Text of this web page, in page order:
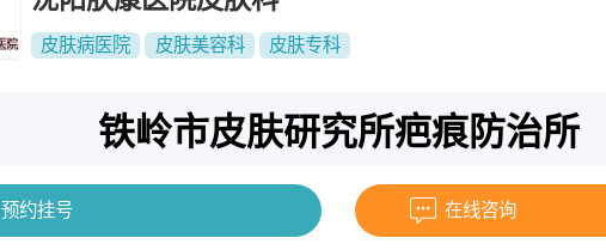
皮肤病医院 皮肤美容科 皮肤专科
铁岭市皮肤研究所疤痕防治所
预约挂号 在线咨询